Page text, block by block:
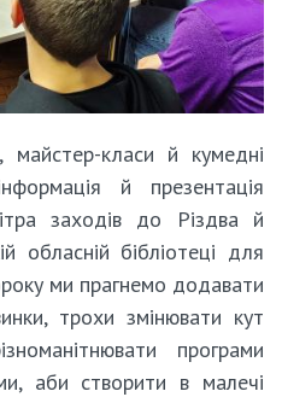
майстер-класи й кумедні
й презентація
заходів до Різдва й
обласній бібліотеці для
ми прагнемо додавати
трохи змінювати кут
програми
аби створити в малечі